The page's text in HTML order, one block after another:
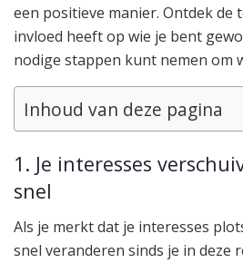
een positieve manier. Ontdek de
invloed heeft op wie je bent
nodige stappen kunt nemen om
Inhoud van deze pagina
1. Je interesses
snel
Als je merkt dat je interesses
snel veranderen sinds je in deze